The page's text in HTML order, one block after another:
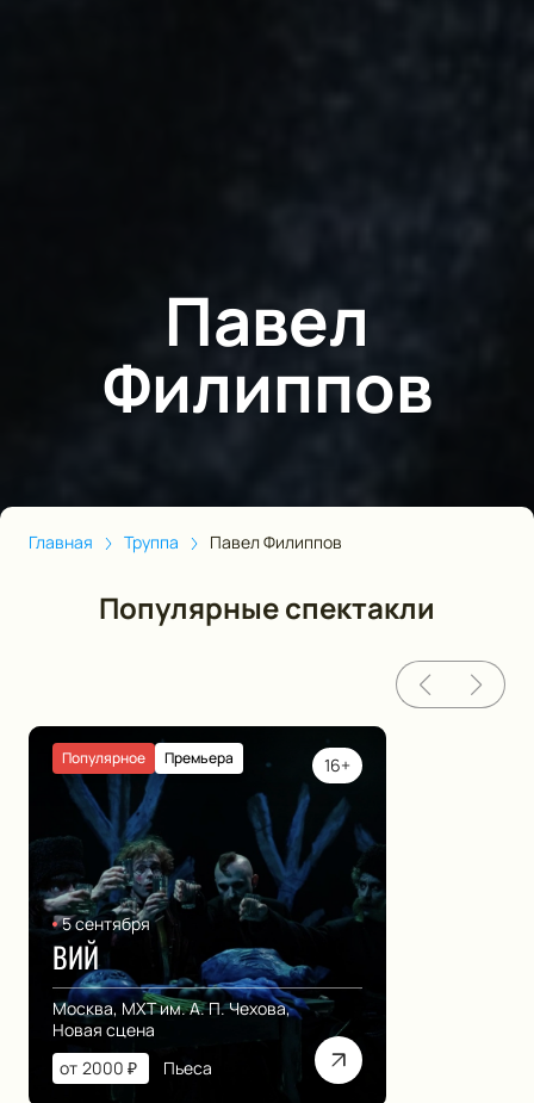
Павел
Филиппов
Главная Труппа Павел Филиппов
Популярные спектакли
Популярное Премьера 16+
5 сентября
ВИЙ
Москва, МХТ им. А. П. Чехова,
Новая сцена
от 2000 ₽ Пьеса